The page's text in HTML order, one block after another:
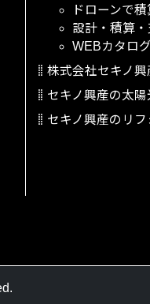
ドローンで積
設計・積算
WEBカタログ
株式会社セキノ興
セキノ興産の太
セキノ興産のリ